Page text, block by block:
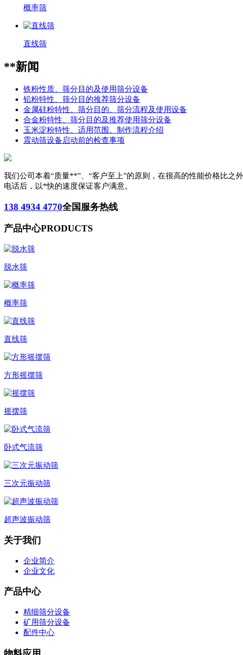
概率筛
直线筛
**新闻
铁粉性质、筛分目的及使用筛分设备
铅粉特性、筛分目的推荐筛分设备
金属硅粉特性、筛分目的、筛分流程及使用设备
合金粉特性、筛分目的及推荐使用筛分设备
玉米淀粉特性、适用范围、制作流程介绍
震动筛设备启动前的检查事项
我们公司本着“质量**”、“客户至上”的原则，在很高的性能价格比之
电话后，以*快的速度保证客户满意。
138 4934 4770全国服务热线
产品中心PRODUCTS
脱水筛
概率筛
直线筛
方形摇摆筛
摇摆筛
卧式气流筛
三次元振动筛
超声波振动筛
关于我们
企业简介
企业文化
产品中心
精细筛分设备
矿用筛分设备
配件中心